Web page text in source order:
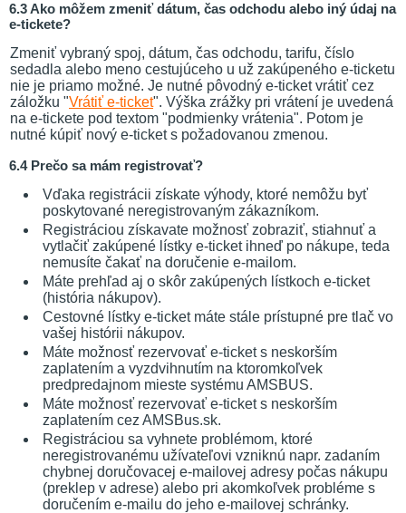
6.3 Ako môžem zmeniť dátum, čas odchodu alebo iný údaj na
e-tickete?
Zmeniť vybraný spoj, dátum, čas odchodu, tarifu, číslo
sedadla alebo meno cestujúceho u už zakúpeného e-ticketu
nie je priamo možné. Je nutné pôvodný e-ticket vrátiť cez
záložku "Vrátiť e-ticket". Výška zrážky pri vrátení je uvedená
na e-tickete pod textom "podmienky vrátenia". Potom je
nutné kúpiť nový e-ticket s požadovanou zmenou.
6.4 Prečo sa mám registrovať?
Vďaka registrácii získate výhody, ktoré nemôžu byť
poskytované neregistrovaným zákazníkom.
Registráciou získavate možnosť zobraziť, stiahnuť a
vytlačiť zakúpené lístky e-ticket ihneď po nákupe, teda
nemusíte čakať na doručenie e-mailom.
Máte prehľad aj o skôr zakúpených lístkoch e-ticket
(história nákupov).
Cestovné lístky e-ticket máte stále prístupné pre tlač vo
vašej histórii nákupov.
Máte možnosť rezervovať e-ticket s neskorším
zaplatením a vyzdvihnutím na ktoromkoľvek
predpredajnom mieste systému AMSBUS.
Máte možnosť rezervovať e-ticket s neskorším
zaplatením cez AMSBus.sk.
Registráciou sa vyhnete problémom, ktoré
neregistrovanému užívateľovi vzniknú napr. zadaním
chybnej doručovacej e-mailovej adresy počas nákupu
(preklep v adrese) alebo pri akomkoľvek probléme s
doručením e-mailu do jeho e-mailovej schránky.